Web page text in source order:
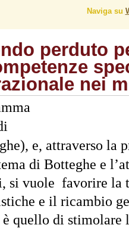
Naviga su
perduto
nei
e, attraverso la
di Botteghe e
si vuole favorire la
e il ricambio
quello di stimolare